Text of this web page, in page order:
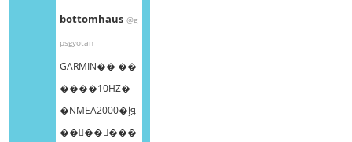
bottomhaus @g
psgyotan
GARMIN�� ��
����10HZ�
�NMEA2000�إǥ
��󥰥��󥵡���